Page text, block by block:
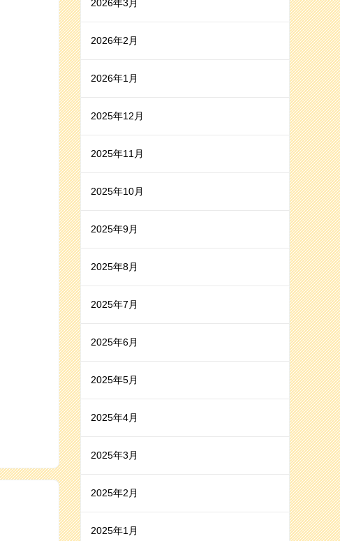
2026年3月
2026年2月
2026年1月
2025年12月
2025年11月
2025年10月
2025年9月
2025年8月
2025年7月
2025年6月
2025年5月
2025年4月
2025年3月
2025年2月
2025年1月